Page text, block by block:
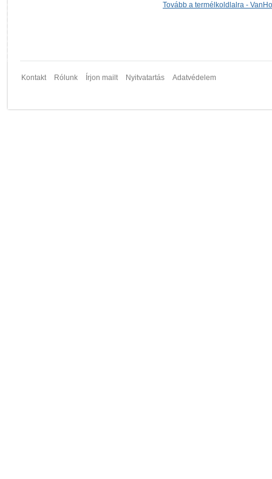
Tovább a termélkoldlalra -
Kontakt Rólunk Írjon mailt Nyitvatartás Adatvédelem